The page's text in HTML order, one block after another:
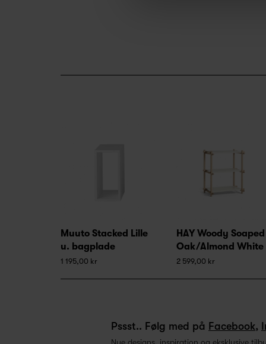
Muuto Stacked Lille
u. bagplade
1 195,00 kr
HAY Woody Soaped
Oak/Almond White
2 599,00 kr
Pssst.. Følg med på Facebook,